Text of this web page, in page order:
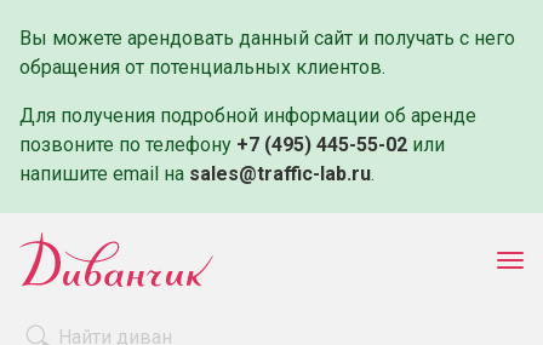
Вы можете арендовать данный сайт и получать с него
обращения от потенциальных клиентов.
Для получения подробной информации об аренде
позвоните по телефону +7 (495) 445-55-02 или
напишите email на sales@traffic-lab.ru.